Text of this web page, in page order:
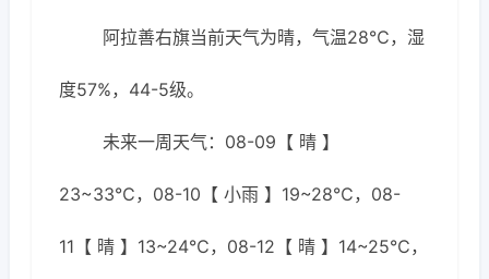
阿拉善右旗当前天气为晴，气温28℃，湿
度57%，44-5级。
未来一周天气：08-09【 晴 】
23~33℃，08-10【 小雨 】19~28℃，08-
11【 晴 】13~24℃，08-12【 晴 】14~25℃，